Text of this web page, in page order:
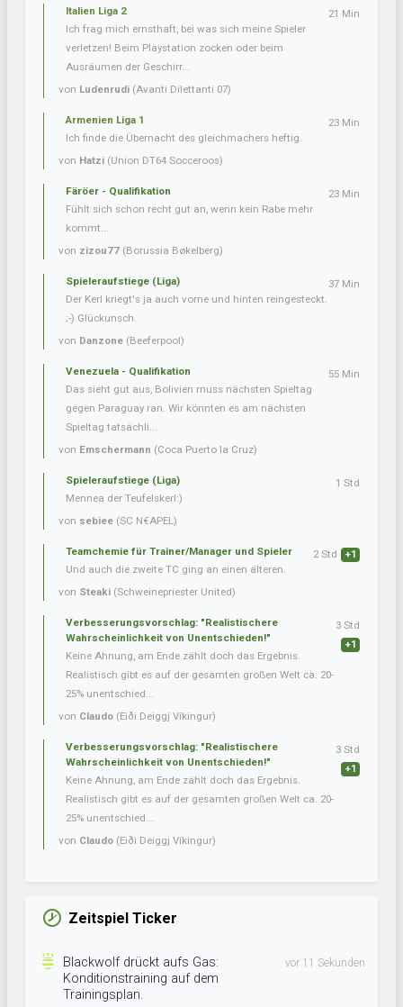
Italien Liga 2
Ich frag mich ernsthaft, bei was sich meine Spieler
verletzen! Beim Playstation zocken oder beim
Ausräumen der Geschirr...
von Ludenrudi (Avanti Dilettanti 07)
21 Min
Armenien Liga 1
Ich finde die Übernacht des gleichmachers heftig.
von Hatzi (Union DT64 Socceroos)
23 Min
Färöer - Qualifikation
Fühlt sich schon recht gut an, wenn kein Rabe mehr
kommt...
von zizou77 (Borussia Bøkelberg)
23 Min
Spieleraufstiege (Liga)
Der Kerl kriegt's ja auch vorne und hinten reingesteckt.
;-) Glückunsch.
von Danzone (Beeferpool)
37 Min
Venezuela - Qualifikation
Das sieht gut aus, Bolivien muss nächsten Spieltag
gegen Paraguay ran. Wir könnten es am nächsten
Spieltag tatsächli...
von Emschermann (Coca Puerto la Cruz)
55 Min
Spieleraufstiege (Liga)
Mennea der Teufelskerl:)
von sebiee (SC N€APEL)
1 Std
Teamchemie für Trainer/Manager und Spieler
Und auch die zweite TC ging an einen älteren.
von Steaki (Schweinepriester United)
2 Std +1
Verbesserungsvorschlag: "Realistischere
Wahrscheinlichkeit von Unentschieden!"
Keine Ahnung, am Ende zählt doch das Ergebnis.
Realistisch gibt es auf der gesamten großen Welt ca. 20-
25% unentschied...
von Claudo (Eiði Deiggj Víkingur)
3 Std
+1
Verbesserungsvorschlag: "Realistischere
Wahrscheinlichkeit von Unentschieden!"
Keine Ahnung, am Ende zählt doch das Ergebnis.
Realistisch gibt es auf der gesamten großen Welt ca. 20-
25% unentschied...
von Claudo (Eiði Deiggj Víkingur)
3 Std
+1
Zeitspiel Ticker
Blackwolf drückt aufs Gas:
Konditionstraining auf dem
Trainingsplan.
vor 11 Sekunden